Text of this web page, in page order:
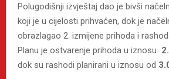
Polugodišnji izvještaj dao je bivši
koji je u cijelosti prihvaćen, dok je
obrazlagao 2. izmijene prihoda i
Planu je ostvarenje prihoda u iznosu
dok su rashodi planirani u iznosu od